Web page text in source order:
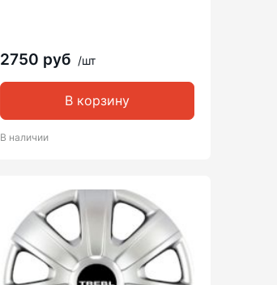
2750 руб /шт
В корзину
В наличии